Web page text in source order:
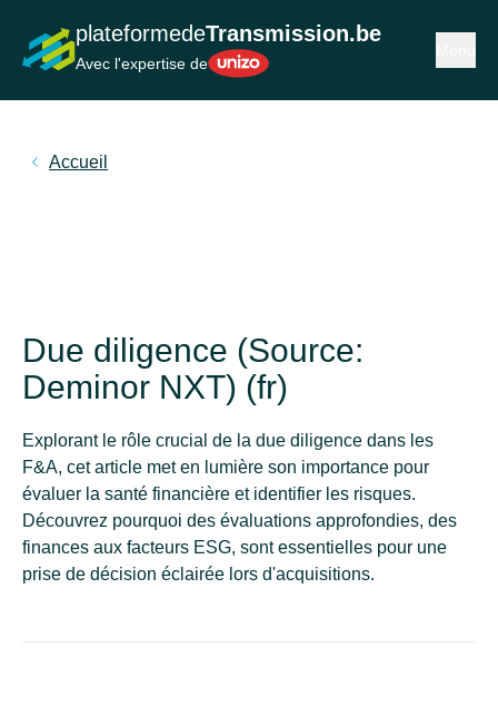
plateformedeTransmission.be
Avec l'expertise deUnizo
Accueil
Due diligence (Source:
Deminor NXT) (fr)
Explorant le rôle crucial de la due diligence dans les
F&A, cet article met en lumière son importance pour
évaluer la santé financière et identifier les risques.
Découvrez pourquoi des évaluations approfondies, des
finances aux facteurs ESG, sont essentielles pour une
prise de décision éclairée lors d'acquisitions.